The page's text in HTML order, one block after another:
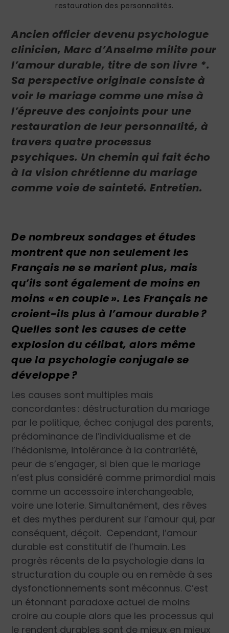
restauration des personnalités.
Ancien officier devenu psychologue
clinicien, Marc d’Anselme milite pour
l’amour durable, titre de son livre *.
Sa perspective originale consiste à
voir le mariage comme une mise à
l’épreuve des conjoints pour une
restauration de leur personnalité, à
travers quatre processus
psychiques. Un chemin qui fait écho
à la vision chrétienne du mariage
comme voie de sainteté. Entretien.
De nombreux sondages et études
montrent que non seulement les
Français ne se marient plus, mais
qu’ils sont également de moins en
moins « en couple ». Les Français ne
croient-ils plus à l’amour durable ?
Quelles sont les causes de cette
explosion du célibat, alors même
que la psychologie conjugale se
développe ?
Les causes sont multiples mais
concordantes : déstructuration du mariage
par le politique, échec conjugal des parents,
prédominance de l’individualisme et de
l’hédonisme, intolérance à la contrariété,
peur de s’engager, si bien que le mariage
n’est plus considéré comme primordial mais
comme un accessoire interchangeable,
voire une loterie. Simultanément, des rêves
et des mythes perdurent sur l’amour qui, par
conséquent, déçoit. Cependant, l’amour
durable est constitutif de l’humain. Les
progrès récents de la psychologie dans la
structuration du couple ou en remède à ses
dysfonctionnements sont méconnus. C’est
un étonnant paradoxe actuel de moins
croire au couple alors que les processus qui
le rendent durables sont de mieux en mieux